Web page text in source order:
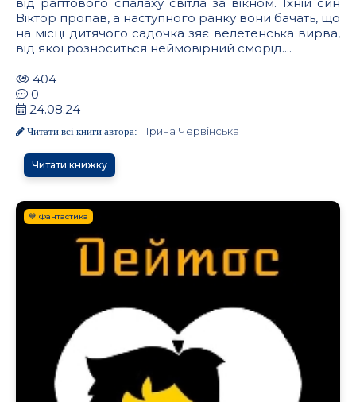
Віктор пропав, а наступного ранку вони бачать, що
на місці дитячого садочка зяє велетенська вирва,
від якої розноситься неймовірний сморід....
404
0
24.08.24
Читати всі книги автора: Ірина Червінська
Читати книжку
💙 Фантастика